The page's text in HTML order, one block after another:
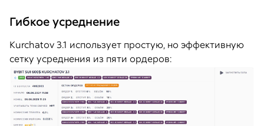
Гибкое усреднение
Kurchatov 3.1 использует простую, но эффективную
сетку усреднения из пяти ордеров: